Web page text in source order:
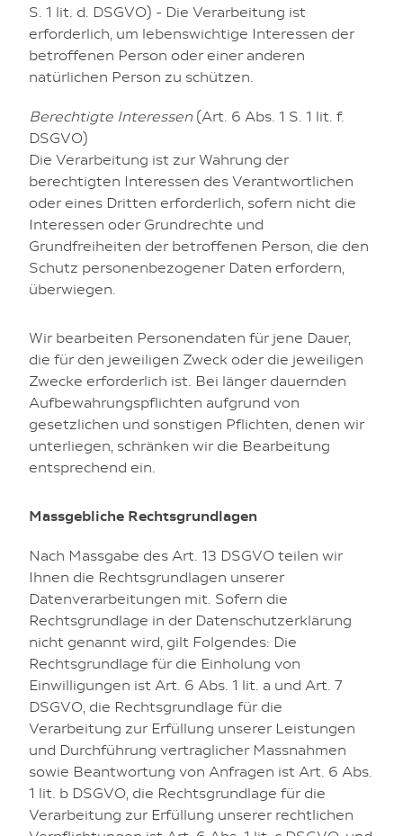
S. 1 lit. d. DSGVO) - Die Verarbeitung ist
erforderlich, um lebenswichtige Interessen der
betroffenen Person oder einer anderen
natürlichen Person zu schützen.
Berechtigte Interessen (Art. 6 Abs. 1 S. 1 lit. f.
DSGVO)
Die Verarbeitung ist zur Wahrung der
berechtigten Interessen des Verantwortlichen
oder eines Dritten erforderlich, sofern nicht die
Interessen oder Grundrechte und
Grundfreiheiten der betroffenen Person, die den
Schutz personenbezogener Daten erfordern,
überwiegen.
Wir bearbeiten Personendaten für jene Dauer,
die für den jeweiligen Zweck oder die jeweiligen
Zwecke erforderlich ist. Bei länger dauernden
Aufbewahrungspflichten aufgrund von
gesetzlichen und sonstigen Pflichten, denen wir
unterliegen, schränken wir die Bearbeitung
entsprechend ein.
Massgebliche Rechtsgrundlagen
Nach Massgabe des Art. 13 DSGVO teilen wir
Ihnen die Rechtsgrundlagen unserer
Datenverarbeitungen mit. Sofern die
Rechtsgrundlage in der Datenschutzerklärung
nicht genannt wird, gilt Folgendes: Die
Rechtsgrundlage für die Einholung von
Einwilligungen ist Art. 6 Abs. 1 lit. a und Art. 7
DSGVO, die Rechtsgrundlage für die
Verarbeitung zur Erfüllung unserer Leistungen
und Durchführung vertraglicher Massnahmen
sowie Beantwortung von Anfragen ist Art. 6 Abs.
1 lit. b DSGVO, die Rechtsgrundlage für die
Verarbeitung zur Erfüllung unserer rechtlichen